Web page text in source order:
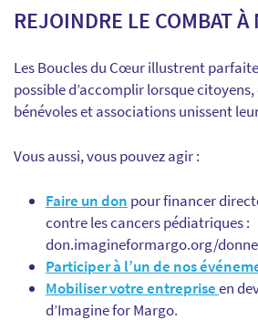
REJOINDRE LE COMBAT À
Les Boucles du Cœur illustrent
possible d’accomplir lorsque
bénévoles et associations unissent
Vous aussi, vous pouvez agir :
Faire un don pour financer
contre les cancers pédiatriques :
don.imagineformargo.org/
Participer à l’un de nos
Mobiliser votre entrepriseen
d’Imagine for Margo.